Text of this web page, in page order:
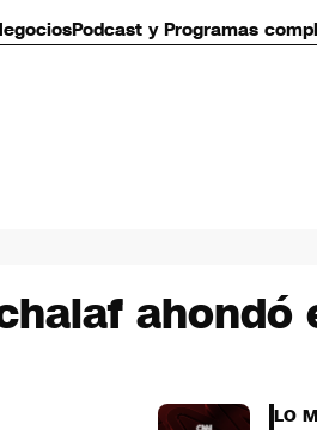
Podcast y Programas
LO